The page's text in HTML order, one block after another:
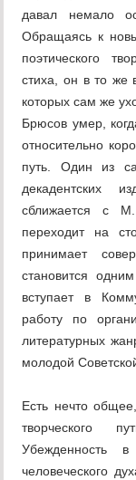
давал немало
Обращаясь к
поэтического
стиха, он в то же
которых сам же
Брюсов умер,
относительно
путь. Один из
декадентских
сближается с
переходит на
принимает
становится
вступает в
работу по
литературных
молодой
Есть нечто
творческого
Убежденность
человеческого